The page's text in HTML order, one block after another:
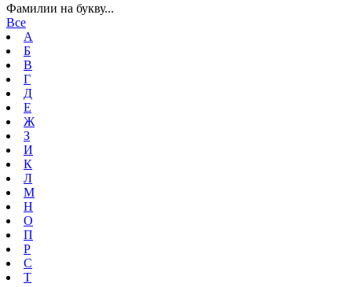
Фамилии на букву...
Все
А
Б
В
Г
Д
Е
Ж
З
И
К
Л
М
Н
О
П
Р
С
Т